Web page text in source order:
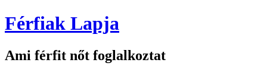
Férfiak Lapja
Ami férfit nőt foglalkoztat